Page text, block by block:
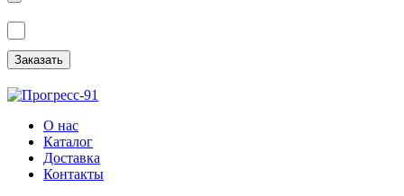
О нас
Каталог
Доставка
Контакты